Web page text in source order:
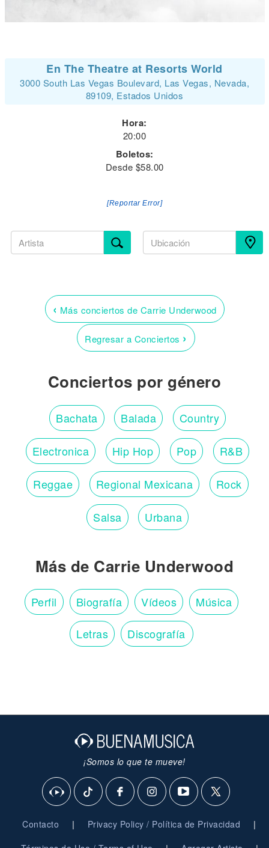
En The Theatre at Resorts World
3000 South Las Vegas Boulevard, Las Vegas, Nevada,
89109, Estados Unidos
Hora:
20:00
Boletos:
Desde $58.00
[Reportar Error]
‹ Más conciertos de Carrie Underwood
Regresar a Conciertos ›
Conciertos por género
Bachata Balada Country
Electronica Hip Hop Pop R&B
Reggae Regional Mexicana Rock
Salsa Urbana
Más de Carrie Underwood
Perfil Biografía Vídeos Música
Letras Discografía
¡Somos lo que te mueve!
Contacto | Privacy Policy / Política de Privacidad |